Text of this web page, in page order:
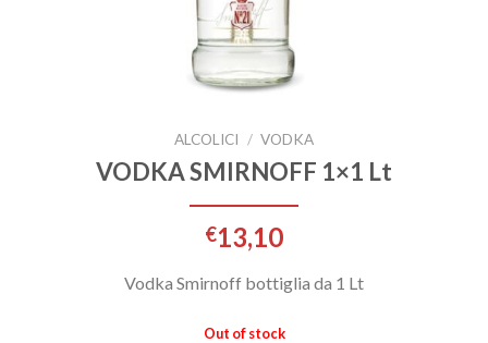
ALCOLICI / VODKA
VODKA SMIRNOFF 1×1 Lt
€13,10
Vodka Smirnoff bottiglia da 1 Lt
Out of stock